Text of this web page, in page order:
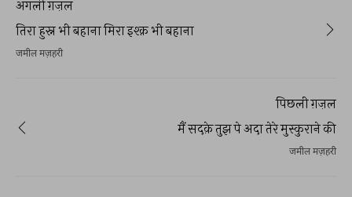
अगली ग़ज़ल
तिरा हुस्न भी बहाना मिरा इश्क़ भी बहाना
जमील मज़हरी
पिछली ग़ज़ल
मैं सदक़े तुझ पे अदा तेरे मुस्कुराने की
जमील मज़हरी